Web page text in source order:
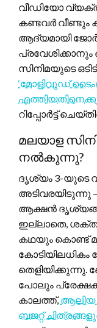
വീഡിയോ
കണ്ടവർ
ആദ്യമായി
പ്രവേശിക്കാനും
സിനിമയുടെ
‘മോളിവുഡ്
റിപ്പോർട്ട്
മലയാള
നൽകുന്നു?
ദൃശ്യം 3-യുടെ
അടിവരയിടുന്നു
ആക്ഷൻ
ഇല്ലാതെ,
കഥയും കൊണ്ട്
പോലും
കാലത്ത്,ആലിയ
ബജറ്റ്